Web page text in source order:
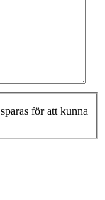
för att kunna